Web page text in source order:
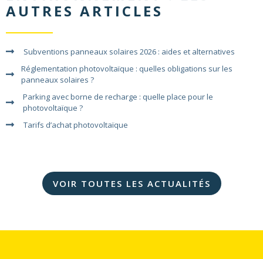
AUTRES ARTICLES
Subventions panneaux solaires 2026 : aides et alternatives
Réglementation photovoltaïque : quelles obligations sur les
panneaux solaires ?
Parking avec borne de recharge : quelle place pour le
photovoltaïque ?
Tarifs d’achat photovoltaïque
VOIR TOUTES LES ACTUALITÉS